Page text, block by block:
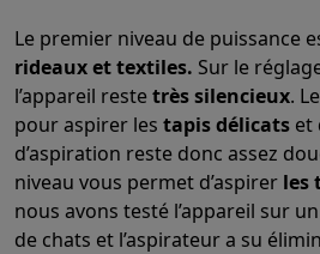
Le premier niveau de puissance
rideaux et textiles. Sur le
l’appareil restetrès silencieux.
pour aspirer les tapis délicats et
d’aspiration reste donc assez
niveau vous permet d’aspirer les
nous avons testé l’appareil sur
de chats et l’aspirateur a su